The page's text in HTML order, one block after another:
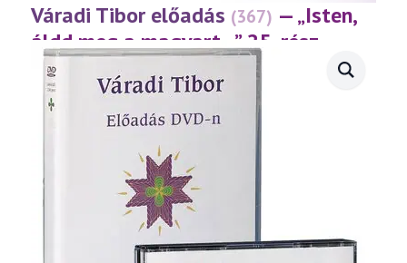
Váradi Tibor előadás (367) — „Isten,
áldd meg a magyart…” 25. rész
(2005.01.21.)